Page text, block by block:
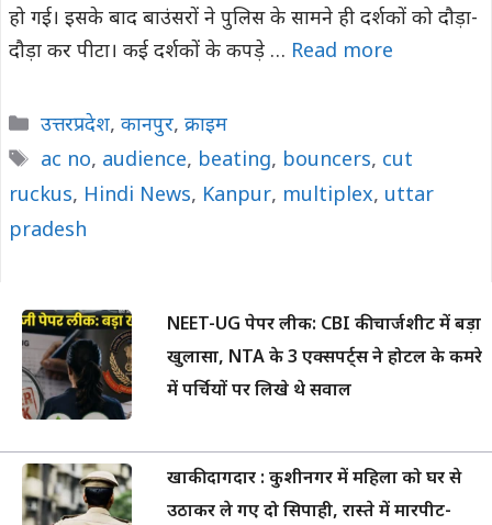
हो गई। इसके बाद बाउंसरों ने पुलिस के सामने ही दर्शकों को दौड़ा-
दौड़ा कर पीटा। कई दर्शकों के कपड़े … Read more
Categories
उत्तरप्रदेश, कानपुर, क्राइम
Tags
ac no, audience, beating, bouncers, cut
ruckus, Hindi News, Kanpur, multiplex, uttar
pradesh
NEET-UG पेपर लीक: CBI की चार्जशीट में बड़ा
खुलासा, NTA के 3 एक्सपर्ट्स ने होटल के कमरे
में पर्चियों पर लिखे थे सवाल
खाकी दागदार : कुशीनगर में महिला को घर से
उठाकर ले गए दो सिपाही, रास्ते में मारपीट-